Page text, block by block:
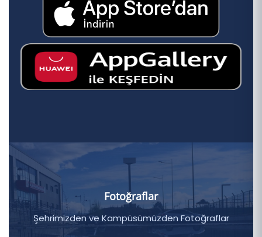
Fotoğraflar
Şehrimizden ve Kampüsümüzden Fotoğraflar